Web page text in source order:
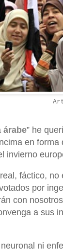
árabe” he
en forma
invierno
fáctico, no
por
con
a sus
ni